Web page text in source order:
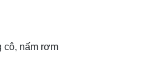
cô, nấm rơm